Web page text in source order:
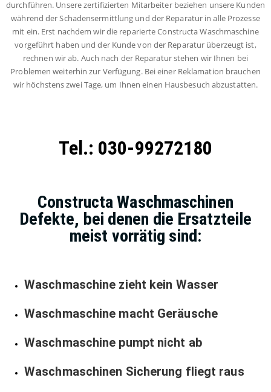
durchführen. Unsere zertifizierten Mitarbeiter beziehen unsere Kunden
während der Schadensermittlung und der Reparatur in alle Prozesse
mit ein. Erst nachdem wir die reparierte Constructa Waschmaschine
vorgeführt haben und der Kunde von der Reparatur überzeugt ist,
rechnen wir ab. Auch nach der Reparatur stehen wir Ihnen bei
Problemen weiterhin zur Verfügung. Bei einer Reklamation brauchen
wir höchstens zwei Tage, um Ihnen einen Hausbesuch abzustatten.
Tel.: 030-99272180
Constructa Waschmaschinen
Defekte, bei denen die Ersatzteile
meist vorrätig sind:
Waschmaschine zieht kein Wasser
Waschmaschine macht Geräusche
Waschmaschine pumpt nicht ab
Waschmaschinen Sicherung fliegt raus